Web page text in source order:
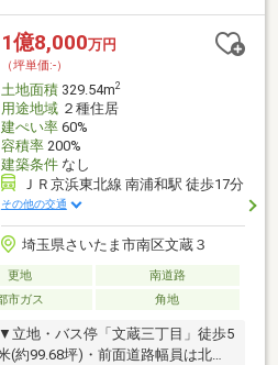
1億8,000万円
（坪単価:-）
土地面積329.54m2
用途地域２種住居
建ぺい率60%
容積率200%
建築条件なし
ＪＲ京浜東北線 南浦和駅 徒歩17分
その他の交通
埼玉県さいたま市南区文蔵３
更地
南道路
市ガス 角地
立地・バス停「文蔵三丁目」徒歩5
約99.68坪)・前面道路幅員は北東